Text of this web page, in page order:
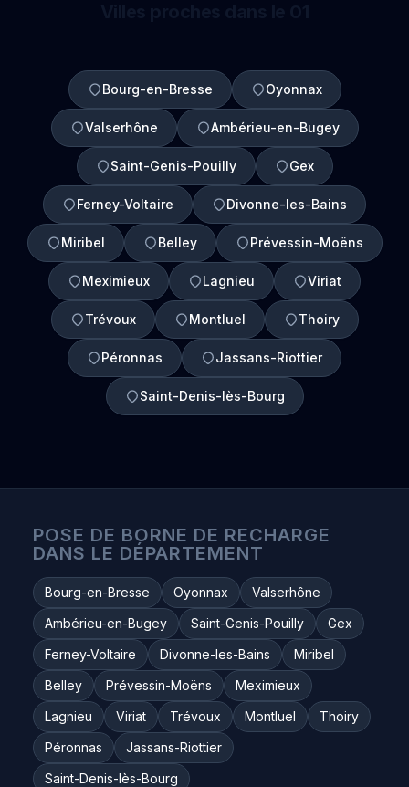
Bourg-en-Bresse Oyonnax
Valserhône Ambérieu-en-Bugey
Saint-Genis-Pouilly Gex
Ferney-Voltaire Divonne-les-Bains
Miribel Belley Prévessin-Moëns
Meximieux Lagnieu Viriat
Trévoux Montluel Thoiry
Péronnas Jassans-Riottier
Saint-Denis-lès-Bourg
POSE DE BORNE DE RECHARGE
DANS LE DÉPARTEMENT
Bourg-en-Bresse Oyonnax
Valserhône
Ambérieu-en-Bugey
Saint-Genis-Pouilly
Gex
Ferney-Voltaire
Divonne-les-Bains
Miribel
Belley
Prévessin-Moëns
Meximieux
Lagnieu
Viriat Trévoux Montluel
Thoiry
Péronnas
Jassans-Riottier
Saint-Denis-lès-Bourg